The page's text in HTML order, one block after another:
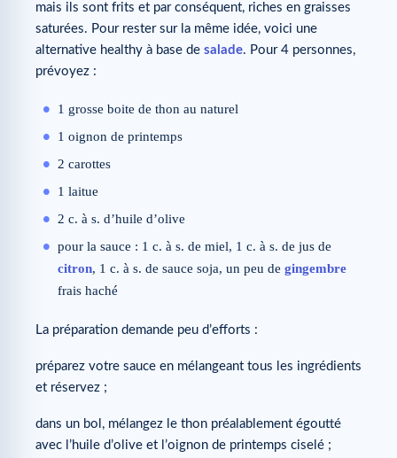
mais ils sont frits et par conséquent, riches en graisses
saturées. Pour rester sur la même idée, voici une
alternative healthy à base de salade. Pour 4 personnes,
prévoyez :
1 grosse boite de thon au naturel
1 oignon de printemps
2 carottes
1 laitue
2 c. à s. d’huile d’olive
pour la sauce : 1 c. à s. de miel, 1 c. à s. de jus de
citron, 1 c. à s. de sauce soja, un peu de gingembre
frais haché
La préparation demande peu d’efforts :
préparez votre sauce en mélangeant tous les ingrédients
et réservez ;
dans un bol, mélangez le thon préalablement égoutté
avec l’huile d’olive et l’oignon de printemps ciselé ;